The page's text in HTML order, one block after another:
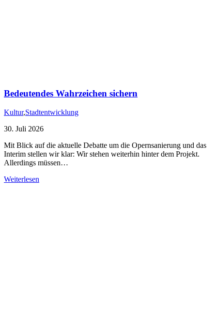
Bedeutendes Wahrzeichen sichern
Kultur,Stadtentwicklung
30. Juli 2026
Mit Blick auf die aktuelle Debatte um die Opernsanierung und das
Interim stellen wir klar: Wir stehen weiterhin hinter dem Projekt.
Allerdings müssen…
Weiterlesen